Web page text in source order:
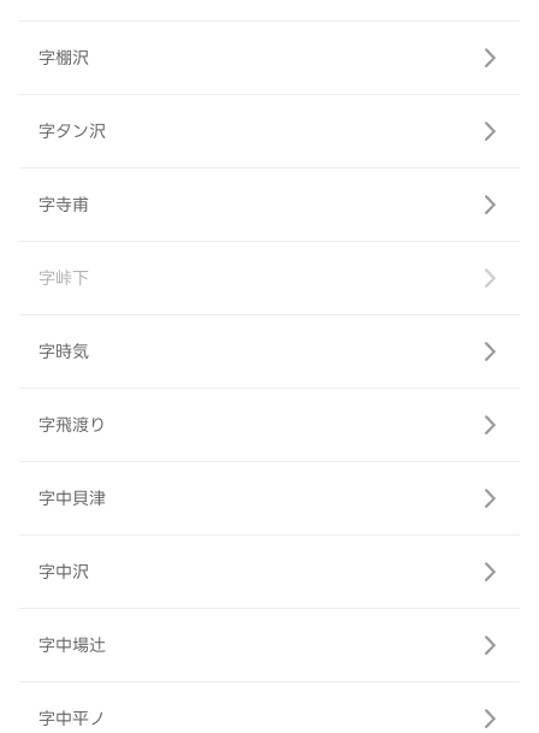
字棚沢
字タン沢
字寺甫
字峠下
字時気
字飛渡り
字中貝津
字中沢
字中場辻
字中平ノ